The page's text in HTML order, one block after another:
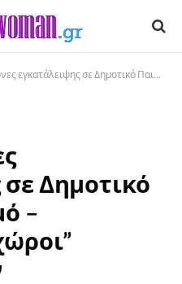
σε Δημοτικό Παιδικό Σταθμό – “Ανθυγιεινοί χώροι” καταγγέλλουν
Δημοτικό
–